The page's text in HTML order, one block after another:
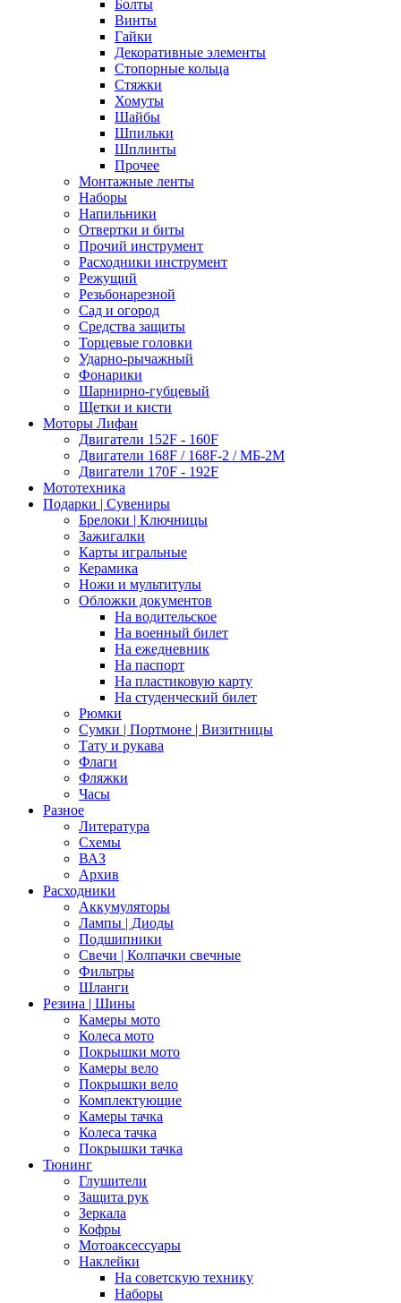
Болты
Винты
Гайки
Декоративные элементы
Стопорные кольца
Стяжки
Хомуты
Шайбы
Шпильки
Шплинты
Прочее
Монтажные ленты
Наборы
Напильники
Отвертки и биты
Прочий инструмент
Расходники инструмент
Режущий
Резьбонарезной
Сад и огород
Средства защиты
Торцевые головки
Ударно-рычажный
Фонарики
Шарнирно-губцевый
Щетки и кисти
Моторы Лифан
Двигатели 152F - 160F
Двигатели 168F / 168F-2 / МБ-2М
Двигатели 170F - 192F
Мототехника
Подарки | Сувениры
Брелоки | Ключницы
Зажигалки
Карты игральные
Керамика
Ножи и мультитулы
Обложки документов
На водительское
На военный билет
На ежедневник
На паспорт
На пластиковую карту
На студенческий билет
Рюмки
Сумки | Портмоне | Визитницы
Тату и рукава
Флаги
Фляжки
Часы
Разное
Литература
Схемы
ВАЗ
Архив
Расходники
Аккумуляторы
Лампы | Диоды
Подшипники
Свечи | Колпачки свечные
Фильтры
Шланги
Резина | Шины
Камеры мото
Колеса мото
Покрышки мото
Камеры вело
Покрышки вело
Комплектующие
Камеры тачка
Колеса тачка
Покрышки тачка
Тюнинг
Глушители
Защита рук
Зеркала
Кофры
Мотоаксессуары
Наклейки
На советскую технику
Наборы